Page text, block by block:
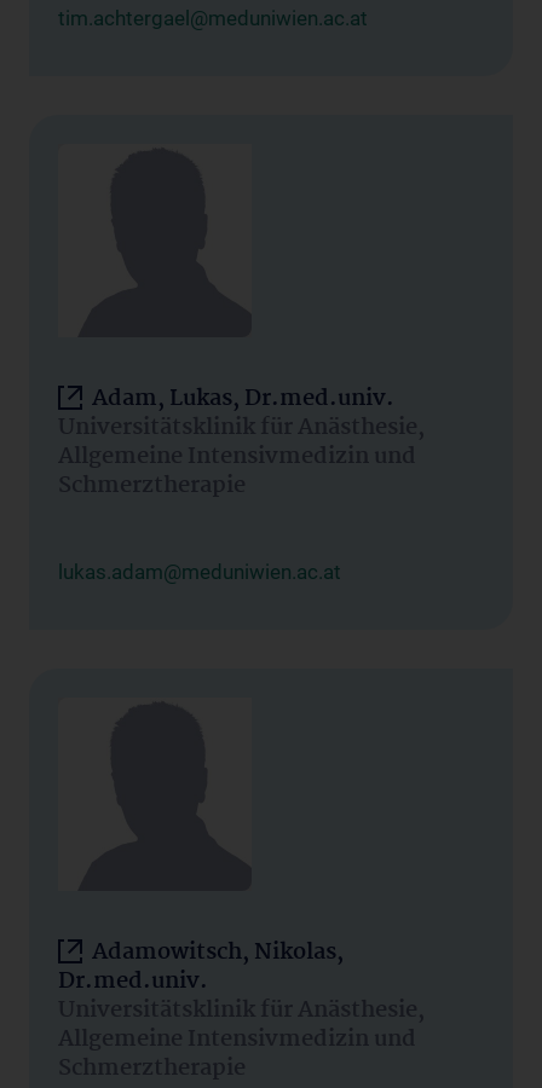
tim.achtergael@meduniwien.ac.at
Adam, Lukas, Dr.med.univ.
Universitätsklinik für Anästhesie,
Allgemeine Intensivmedizin und
Schmerztherapie
lukas.adam@meduniwien.ac.at
Adamowitsch, Nikolas,
Dr.med.univ.
Universitätsklinik für Anästhesie,
Allgemeine Intensivmedizin und
Schmerztherapie